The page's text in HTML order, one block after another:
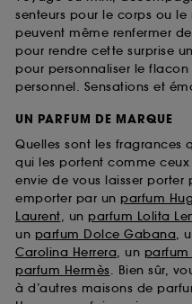
senteurs pour le corps ou
peuvent même renfermer
pour rendre cette surprise
pour personnaliser le
personnel. Sensations et
UN PARFUM DE MARQUE
Quelles sont les fragrances
qui les portent comme ceux
envie de vous laisser porter
emporter par un parfum
Laurent, un parfum Lolita
un parfum Dolce Gabana,
Carolina Herrera, un parfum
parfum Hermès. Bien sûr,
à d’autres maisons de